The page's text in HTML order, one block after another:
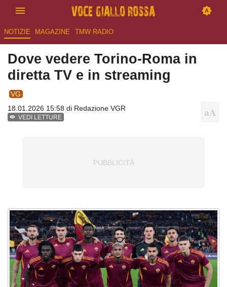
NOTIZIE MAGAZINE TMW RADIO
Dove vedere Torino-Roma in
diretta TV e in streaming
VG
18.01.2026 15:58 di Redazione VGR
VEDI LETTURE